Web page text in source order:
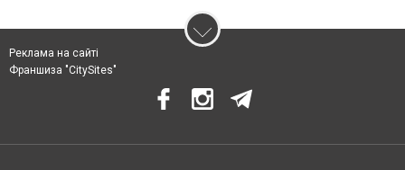
Реклама на сайті
Франшиза "CitySites"